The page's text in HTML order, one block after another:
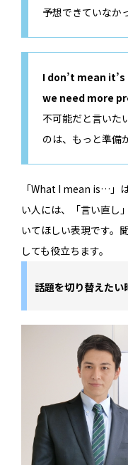
予想できていなか
I don’t mean
we need more
不可能だと言いた
のは、もっと準備
「What I mean is…」
い人には、「言い直し
いてほしい表現です。
しても役立ちます。
話題を切り替えたい